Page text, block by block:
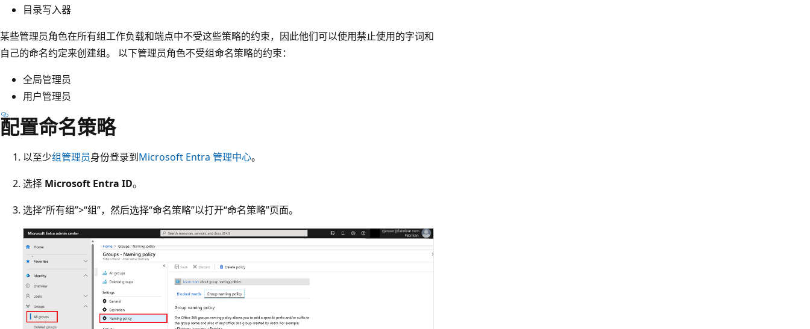
目录写入器
某些管理员角色在所有组工作负载和端点中不受这些策略的约束，因此他们可以使用禁止使用的字词和
自己的命名约定来创建组。 以下管理员角色不受组命名策略的约束：
全局管理员
用户管理员
配置命名策略
以至少组管理员身份登录到Microsoft Entra 管理中心。
选择 Microsoft Entra ID。
选择“所有组”>“组”，然后选择“命名策略”以打开“命名策略”页面。